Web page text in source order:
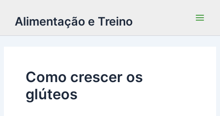
Alimentação e Treino
Como crescer os
glúteos